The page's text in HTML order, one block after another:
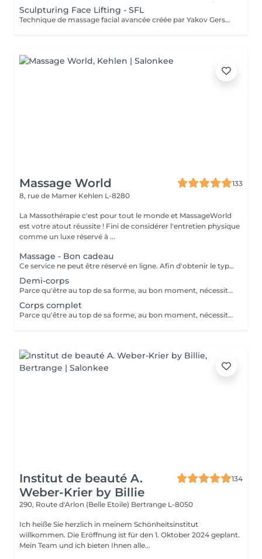
Sculpturing Face Lifting - SFL
Technique de massage facial avancée créée par Yakov Gershkovich qui travaille en profondeur les muscles du visage, du cou et du décolleté afin de lifter, tonifier et redessiner les contours naturels du visage. Ce massage combine des manuvres externes sculptantes et profondes permettant de relâcher les tensions musculaires, stimuler la circulation et améliorer la fermeté de la peau. Une technique intrabuccale (à l'intérieur de la bouche) peut être intégrée au soin pour un travail musculaire encore plus ciblé. Cette étape reste facultative : si vous préférez ne pas la recevoir, le travail musculaire est intensifié par des manuvres externes. Le tarif du soin reste inchangé. Résultats recherchés : - effet liftant naturel - visage plus sculpté et détendu - amélioration du tonus musculaire - peau plus lumineuse
Massage World
133
8, rue de Mamer Kehlen L-8280
La Massothérapie c'est pour tout le monde et MassageWorld
est votre atout réussite ! Fini de considérer l'entretien physique
comme un luxe réservé à ...
Massage - Bon cadeau
Ce service ne peut être réservé en ligne. Afin d'obtenir le type de bon cadeau souhaité il vous suffit de nous contacter soit par téléphone, soit par e-mail. Nous conviendrons ensemble d'un type de massage désiré et votre bon cadeau sera à récupérer chez MassageWorld Kehlen ou envoyer par mail. Numéro de téléphone : +352 691 20 44 49 Adresse mail : contact@massageworld.lu
Demi-corps
Parce qu'être au top de sa forme, au bon moment, nécessite bien plus que de l'entrainement. Utilisé depuis de nombreuses années par les sportifs de haut niveau, le massage sportif est à présent à votre disposition. Avant l'effort, le massage prépare les muscles à performer tout en évitant les blessures. Après l'effort, il prévient les courbatures et détend la musculature, ce qui permet aux muscles de se relaxer pour mieux récupérer. Ce type de massage stimule le système lymphatique, la circulation sanguine et enlève les nuds musculaires. Le massage sportif est souvent demandé par les athlètes pour soulager ou prévenir des douleurs musculaires retardées, pour accélérer la guérison des blessures des tendons et des muscles, pour augmenter l'amplitude des mouvements ou le volumes des muscles, etc. Développé au départ pour traiter les blessures sportives et augmenter les performances des athlètes, tout le monde peut à présent bénéficier des bienfaits d'un tel massage. L'essayer, c'est l'adopter ! Il existe différents types de massages selon le sport pratiqué ou les douleurs ressenties. Le Massage sportif est donc adaptable selon les souhaits de chacun.
Corps complet
Parce qu'être au top de sa forme, au bon moment, nécessite bien plus que de l'entrainement. Utilisé depuis de nombreuses années par les sportifs de haut niveau, le massage sportif est à présent à votre disposition. Avant l'effort, le massage prépare les muscles à performer tout en évitant les blessures. Après l'effort, il prévient les courbatures et détend la musculature, ce qui permet aux muscles de se relaxer pour mieux récupérer. Ce type de massage stimule le système lymphatique, la circulation sanguine et enlève les nuds musculaires. Le massage sportif est souvent demandé par les athlètes pour soulager ou prévenir des douleurs musculaires retardées, pour accélérer la guérison des blessures des tendons et des muscles, pour augmenter l'amplitude des mouvements ou le volumes des muscles, etc. Développé au départ pour traiter les blessures sportives et augmenter les performances des athlètes, tout le monde peut à présent bénéficier des bienfaits d'un tel massage. L'essayer, c'est l'adopter ! Il existe différents types de massages selon le sport pratiqué ou les douleurs ressenties. Le Massage sportif est donc adaptable selon les souhaits de chacun.
Institut de beauté A.
Weber-Krier by Billie
134
290, Route d'Arlon (Belle Etoile) Bertrange L-8050
Ich heiße Sie herzlich in meinem Schönheitsinstitut
willkommen. Die Eröffnung ist für den 1. Oktober 2024 geplant.
Mein Team und ich bieten Ihnen alle...